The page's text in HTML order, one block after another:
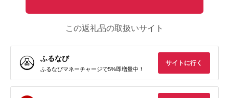
この返礼品の取扱いサイト
ふるなび
ふるなびマネーチャージで5%即増量中！
サイトに行く